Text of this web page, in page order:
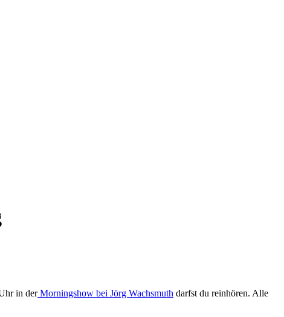
in derMorningshow bei Jörg Wachsmuth darfst du reinhören. Alle